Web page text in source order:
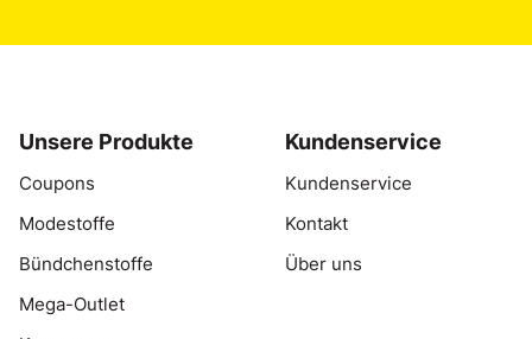
Unsere Produkte
Coupons
Modestoffe
Bündchenstoffe
Mega-Outlet
Kundenservice
Kundenservice
Kontakt
Über uns